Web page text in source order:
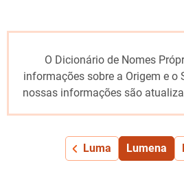
O Dicionário de Nomes
informações sobre a Origem e o
nossas informações são
Luma Lumena